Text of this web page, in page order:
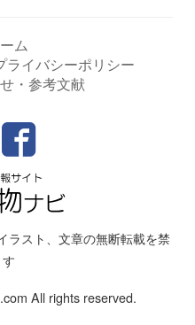
ム
ライバシーポリシー
・参考文献
ラスト、文章の無断転載を禁
All rights reserved.